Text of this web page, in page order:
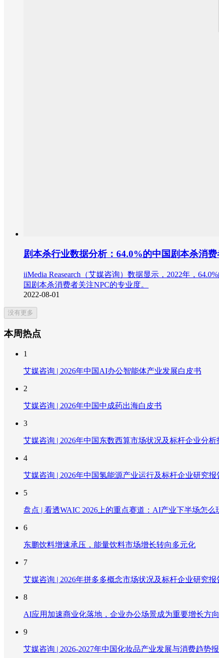
剧本杀行业数据分析：64.0%的中国剧本杀消
iiMedia Reasearch（艾媒咨询）数据显示，2022年，
国剧本杀消费者关注NPC的专业度。
2022-08-01
没有更多
本周热点
1
艾媒咨询 | 2026年中国AI办公智能体产业发展白皮书
2
艾媒咨询 | 2026年中国中成药出海白皮书
3
艾媒咨询 | 2026年中国东数西算市场状况及标杆企业分析
4
艾媒咨询 | 2026年中国氢能源产业运行及标杆企业研究报
5
盘点 | 看透WAIC 2026上的重点赛道：AI产业下半场怎么
6
东鹏饮料增速承压，能量饮料市场增长转向多元化
7
艾媒咨询 | 2026年拼多多概念市场状况及标杆企业研究报
8
AI应用加速商业化落地，企业办公场景成为重要增长方向
9
艾媒咨询 | 2026-2027年中国化妆品产业发展与消费趋势